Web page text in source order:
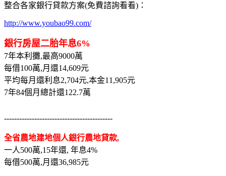
整合各家銀行貸款方案(免費諮詢看看)：
http://www.youbao99.com/
銀行房屋二胎年息6%
7年本利攤,最高9000萬
每借100萬,月還14,609元
平均每月還利息2,704元,本金11,905元
7年84個月總計還122.7萬
-------------------------------------------
全省農地建地個人銀行農地貸款,
一人500萬,15年還, 年息4%
每借500萬,月還36,985元